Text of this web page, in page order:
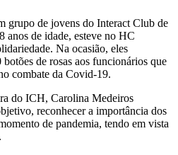
grupo de jovens do Interact Club de
de idade, esteve no HC
Na ocasião, eles
de rosas aos funcionários que
combate da Covid-19.
do ICH, Carolina Medeiros
reconhecer a importância dos
de pandemia, tendo em vista